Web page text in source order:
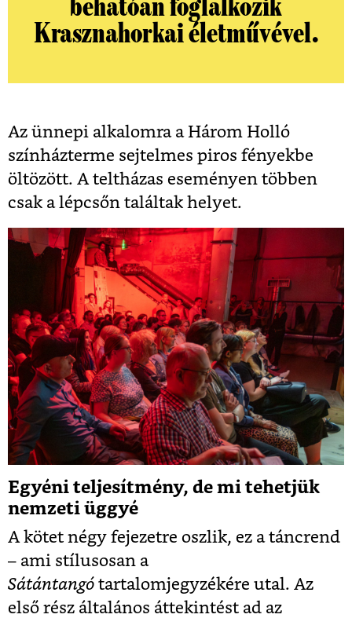
behatóan foglalkozik
Krasznahorkai életművével.
Az ünnepi alkalomra a Három Holló
színházterme sejtelmes piros fényekbe
öltözött. A teltházas eseményen többen
csak a lépcsőn találtak helyet.
Egyéni teljesítmény, de mi tehetjük
nemzeti üggyé
A kötet négy fejezetre oszlik, ez a táncrend
– ami stílusosan a
Sátántangó tartalomjegyzékére utal. Az
első rész általános áttekintést ad az